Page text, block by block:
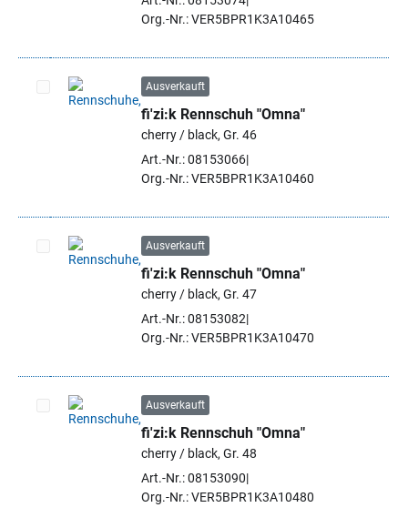
Org.-Nr.: VER5BPR1K3A10465
Artikel auswählen
Ausverkauft
fi'zi:k Rennschuh "Omna"
cherry / black, Gr. 46
Art.-Nr.: 08153066
Org.-Nr.: VER5BPR1K3A10460
Artikel auswählen
Ausverkauft
fi'zi:k Rennschuh "Omna"
cherry / black, Gr. 47
Art.-Nr.: 08153082
Org.-Nr.: VER5BPR1K3A10470
Artikel auswählen
Ausverkauft
fi'zi:k Rennschuh "Omna"
cherry / black, Gr. 48
Art.-Nr.: 08153090
Org.-Nr.: VER5BPR1K3A10480